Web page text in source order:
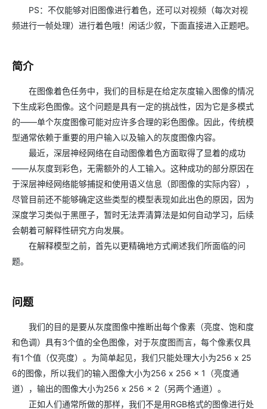
PS：不仅能够对旧图像进行着色，还可以对视频（每次对视
频进行一帧处理）进行着色哦！闲话少叙，下面直接进入正题吧。
简介
在图像着色任务中，我们的目标是在给定灰度输入图像的情况
下生成彩色图像。这个问题是具有一定的挑战性，因为它是多模式
的——单个灰度图像可能对应许多合理的彩色图像。因此，传统模
型通常依赖于重要的用户输入以及输入的灰度图像内容。
最近，深层神经网络在自动图像着色方面取得了显着的成功
——从灰度到彩色，无需额外的人工输入。这种成功的部分原因在
于深层神经网络能够捕捉和使用语义信息（即图像的实际内容），
尽管目前还不能够确定这些类型的模型表现如此出色的原因，因为
深度学习类似于黑匣子，暂时无法弄清算法是如何自动学习，后续
会朝着可解释性研究方向发展。
在解释模型之前，首先以更精确地方式阐述我们所面临的问
题。
问题
我们的目的是要从灰度图像中推断出每个像素（亮度、饱和度
和色调）具有3个值的全色图像，对于灰度图而言，每个像素仅具
有1个值（仅亮度）。为简单起见，我们只能处理大小为256 x 25
6的图像，所以我们的输入图像大小为256 x 256 x 1（亮度通
道），输出的图像大小为256 x 256 x 2（另两个通道）。
正如人们通常所做的那样，我们不是用RGB格式的图像进行处